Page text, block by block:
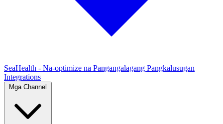
SeaHealth - Na-optimize na Pangangalagang Pangkalusugan
Integrations
Mga Channel